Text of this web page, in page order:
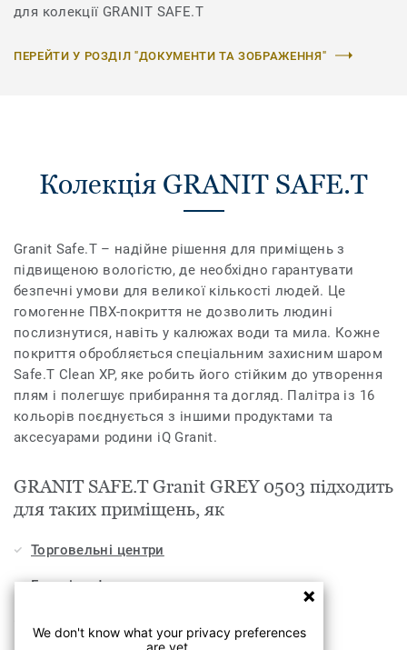
для колекції GRANIT SAFE.T
ПЕРЕЙТИ У РОЗДІЛ "ДОКУМЕНТИ ТА ЗОБРАЖЕННЯ"
Колекція GRANIT SAFE.T
Granit Safe.T – надійне рішення для приміщень з
підвищеною вологістю, де необхідно гарантувати
безпечні умови для великої кількості людей. Це
гомогенне ПВХ-покриття не дозволить людині
послизнутися, навіть у калюжах води та мила. Кожне
покриття обробляється спеціальним захисним шаром
Safe.T Clean XP, яке робить його стійким до утворення
плям і полегшує прибирання та догляд. Палітра із 16
кольорів поєднується з іншими продуктами та
аксесуарами родини iQ Granit.
GRANIT SAFE.T Granit GREY 0503 підходить
для таких приміщень, як
Торговельні центри
Готелі, кафе та ресторани
We don't know what your privacy preferences
are yet.